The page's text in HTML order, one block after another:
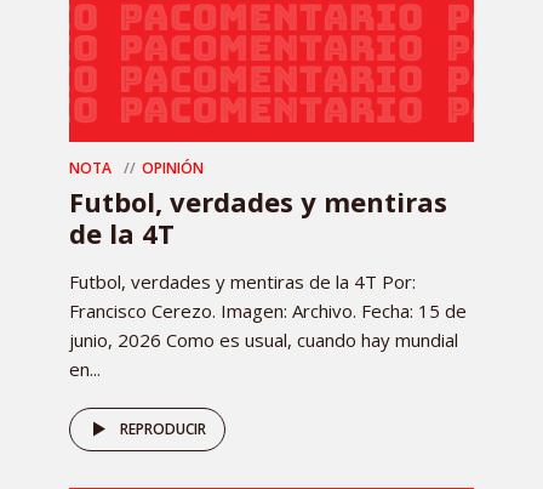
NOTA OPINIÓN
Futbol, verdades y mentiras
de la 4T
Futbol, verdades y mentiras de la 4T Por:
Francisco Cerezo. Imagen: Archivo. Fecha: 15 de
junio, 2026 Como es usual, cuando hay mundial
en...
REPRODUCIR